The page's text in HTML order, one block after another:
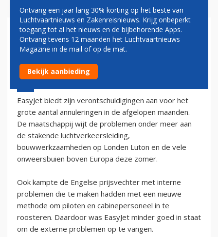
EASYJET VERONTSCHULDIGT
ZICH VOOR ANNULERINGEN
16 augustus 2002 - 2:00
EasyJet biedt zijn verontschuldigingen aan voor het
grote aantal annuleringen in de afgelopen maanden.
De maatschappij wijt de problemen onder meer aan
de stakende luchtverkeersleiding,
bouwwerkzaamheden op Londen Luton en de vele
onweersbuien boven Europa deze zomer.
Ook kampte de Engelse prijsvechter met interne
problemen die te maken hadden met een nieuwe
methode om piloten en cabinepersoneel in te
roosteren. Daardoor was EasyJet minder goed in staat
om de externe problemen op te vangen.
Ontvang een jaar lang 30% korting op het beste van
Luchtvaartnieuws en Zakenreisnieuws. Krijg onbeperkt
toegang tot al het nieuws en de bijbehorende Apps.
Ontvang tevens 12 maanden het Luchtvaartnieuws
Magazine in de mail of op de mat.
Bekijk aanbieding